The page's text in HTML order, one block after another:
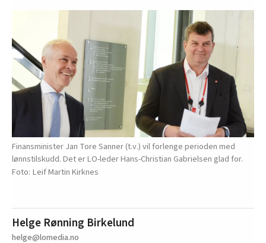
Finansminister Jan Tore Sanner (t.v.) vil forlenge perioden med
lønnstilskudd. Det er LO-leder Hans-Christian Gabrielsen glad for.
Leif Martin Kirknes
Helge Rønning Birkelund
helge@lomedia.no